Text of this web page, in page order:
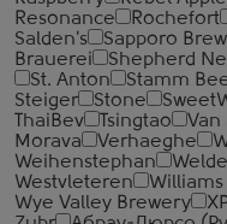
Resonance
Rochefort
Salden's
Sapporo
Brauerei
Shepherd
St. Anton
Stamm
Steiger
Stone
ThaiBev
Tsingtao Van
Morava
Verhaeghe
Weihenstephan
Welde
Westvleteren
Wye Valley Brewery